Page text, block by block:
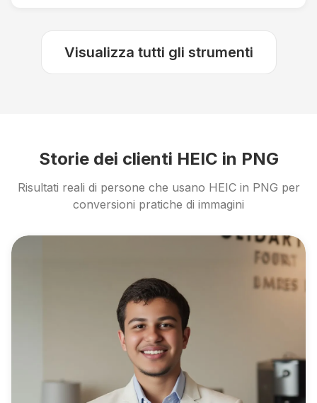
Visualizza tutti gli strumenti
Storie dei clienti HEIC in PNG
Risultati reali di persone che usano HEIC in PNG per
conversioni pratiche di immagini